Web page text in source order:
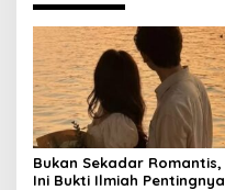
Bukan Sekadar Romantis,
Ini Bukti Ilmiah Pentingnya